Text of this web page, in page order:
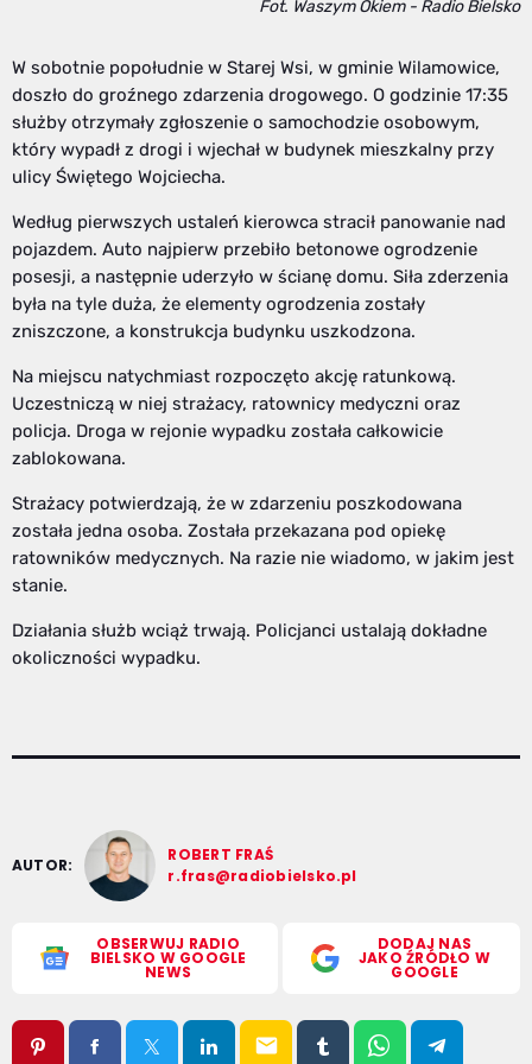
Fot. Waszym Okiem - Radio Bielsko
W sobotnie popołudnie w Starej Wsi, w gminie Wilamowice,
doszło do groźnego zdarzenia drogowego. O godzinie 17:35
służby otrzymały zgłoszenie o samochodzie osobowym,
który wypadł z drogi i wjechał w budynek mieszkalny przy
ulicy Świętego Wojciecha.
Według pierwszych ustaleń kierowca stracił panowanie nad
pojazdem. Auto najpierw przebiło betonowe ogrodzenie
posesji, a następnie uderzyło w ścianę domu. Siła zderzenia
była na tyle duża, że elementy ogrodzenia zostały
zniszczone, a konstrukcja budynku uszkodzona.
Na miejscu natychmiast rozpoczęto akcję ratunkową.
Uczestniczą w niej strażacy, ratownicy medyczni oraz
policja. Droga w rejonie wypadku została całkowicie
zablokowana.
Strażacy potwierdzają, że w zdarzeniu poszkodowana
została jedna osoba. Została przekazana pod opiekę
ratowników medycznych. Na razie nie wiadomo, w jakim jest
stanie.
Działania służb wciąż trwają. Policjanci ustalają dokładne
okoliczności wypadku.
AUTOR:
ROBERT FRAŚ
r.fras@radiobielsko.pl
OBSERWUJ RADIO
BIELSKO W GOOGLE
NEWS
DODAJ NAS
JAKO ŹRÓDŁO W
GOOGLE
email